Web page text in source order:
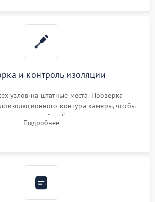
и контроль изоляции
узлов на штатные места. Проверка
контура камеры, чтобы
кухонной мебели и потерю тепла.
клемм и сборка корпуса шкафа.
Подробнее